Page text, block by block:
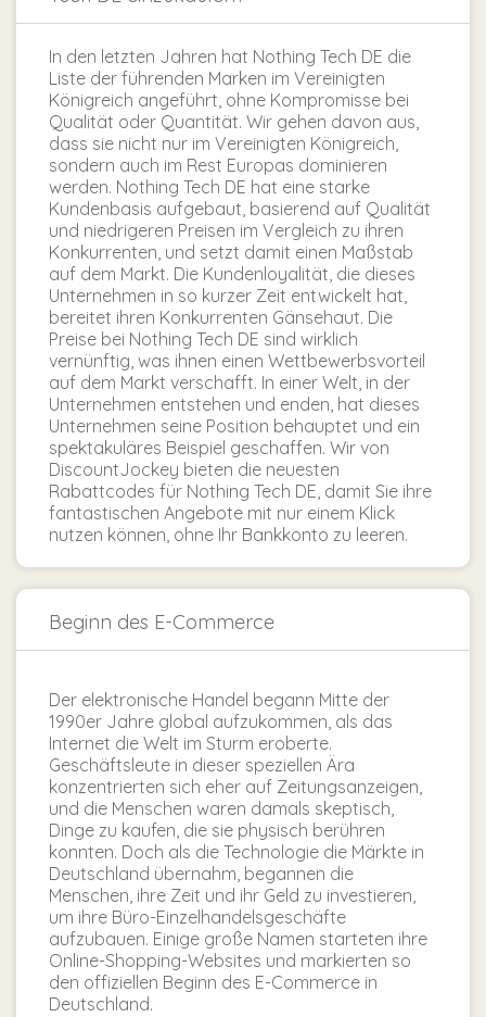
In den letzten Jahren hat Nothing Tech DE die
Liste der führenden Marken im Vereinigten
Königreich angeführt, ohne Kompromisse bei
Qualität oder Quantität. Wir gehen davon aus,
dass sie nicht nur im Vereinigten Königreich,
sondern auch im Rest Europas dominieren
werden. Nothing Tech DE hat eine starke
Kundenbasis aufgebaut, basierend auf Qualität
und niedrigeren Preisen im Vergleich zu ihren
Konkurrenten, und setzt damit einen Maßstab
auf dem Markt. Die Kundenloyalität, die dieses
Unternehmen in so kurzer Zeit entwickelt hat,
bereitet ihren Konkurrenten Gänsehaut. Die
Preise bei Nothing Tech DE sind wirklich
vernünftig, was ihnen einen Wettbewerbsvorteil
auf dem Markt verschafft. In einer Welt, in der
Unternehmen entstehen und enden, hat dieses
Unternehmen seine Position behauptet und ein
spektakuläres Beispiel geschaffen. Wir von
DiscountJockey bieten die neuesten
Rabattcodes für Nothing Tech DE, damit Sie ihre
fantastischen Angebote mit nur einem Klick
nutzen können, ohne Ihr Bankkonto zu leeren.
Beginn des E-Commerce
Der elektronische Handel begann Mitte der
1990er Jahre global aufzukommen, als das
Internet die Welt im Sturm eroberte.
Geschäftsleute in dieser speziellen Ära
konzentrierten sich eher auf Zeitungsanzeigen,
und die Menschen waren damals skeptisch,
Dinge zu kaufen, die sie physisch berühren
konnten. Doch als die Technologie die Märkte in
Deutschland übernahm, begannen die
Menschen, ihre Zeit und ihr Geld zu investieren,
um ihre Büro-Einzelhandelsgeschäfte
aufzubauen. Einige große Namen starteten ihre
Online-Shopping-Websites und markierten so
den offiziellen Beginn des E-Commerce in
Deutschland.